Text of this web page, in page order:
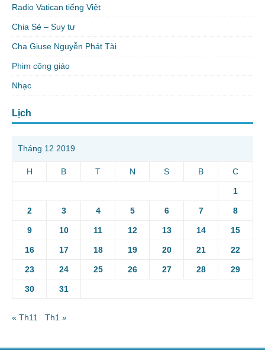
Radio Vatican tiếng Việt
Chia Sẻ – Suy tư
Cha Giuse Nguyễn Phát Tài
Phim công giáo
Nhạc
Lịch
Tháng 12 2019
H B T N S B C
1
2 3 4 5 6 7 8
9 10 11 12 13 14 15
16 17 18 19 20 21 22
23 24 25 26 27 28 29
30 31
« Th11 Th1 »